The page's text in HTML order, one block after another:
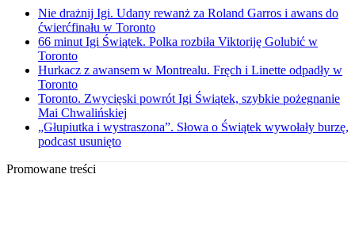
Nie drażnij Igi. Udany rewanż za Roland Garros i awans do
ćwierćfinału w Toronto
66 minut Igi Świątek. Polka rozbiła Viktoriję Golubić w
Toronto
Hurkacz z awansem w Montrealu. Fręch i Linette odpadły w
Toronto
Toronto. Zwycięski powrót Igi Świątek, szybkie pożegnanie
Mai Chwalińskiej
„Głupiutka i wystraszona”. Słowa o Świątek wywołały burzę,
podcast usunięto
Promowane treści